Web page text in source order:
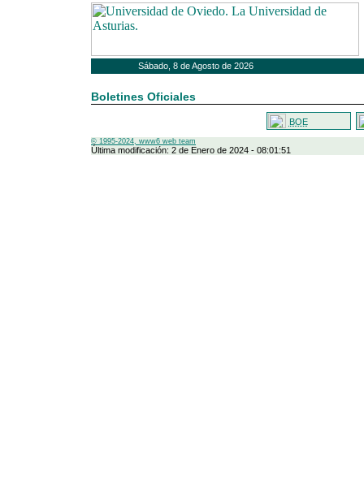
Sábado, 8 de Agosto de 2026
Boletines Oficiales
BOE
© 1995-2024, www6 web team
Última modificación: 2 de Enero de 2024 - 08:01:51